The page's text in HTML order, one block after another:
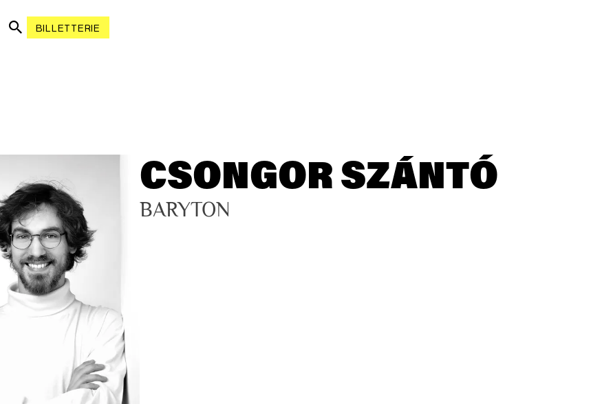
BILLETTERIE
CSONGOR SZÁNTÓ
BARYTON